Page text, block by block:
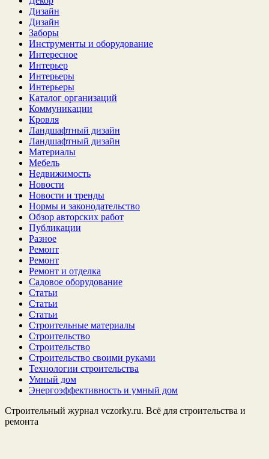
Дизайн
Дизайн
Заборы
Инструменты и оборудование
Интересное
Интерьер
Интерьеры
Интерьеры
Каталог организаций
Коммуникации
Кровля
Ландшафтный дизайн
Ландшафтный дизайн
Материалы
Мебель
Недвижимость
Новости
Новости и тренды
Нормы и законодательство
Обзор авторских работ
Публикации
Разное
Ремонт
Ремонт
Ремонт и отделка
Садовое оборудование
Статьи
Статьи
Статьи
Строительные материалы
Строительство
Строительство
Строительство своими руками
Технологии строительства
Умный дом
Энергоэффективность и умный дом
Строительный журнал vczorky.ru. Всё для строительства и
ремонта